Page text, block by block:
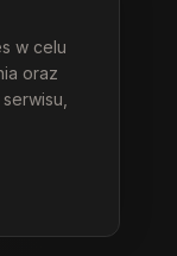
w celu
oraz